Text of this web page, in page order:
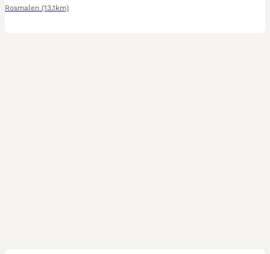
Rosmalen (13.1km)